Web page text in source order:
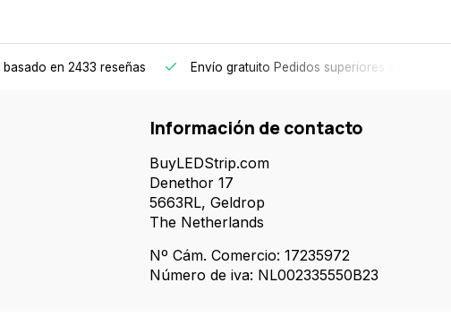
basado en 2433 reseñas Envío gratuito Pedidos superiores a 150€
Información de contacto
BuyLEDStrip.com
Denethor 17
5663RL, Geldrop
The Netherlands
Nº Cám. Comercio: 17235972
Número de iva: NL002335550B23